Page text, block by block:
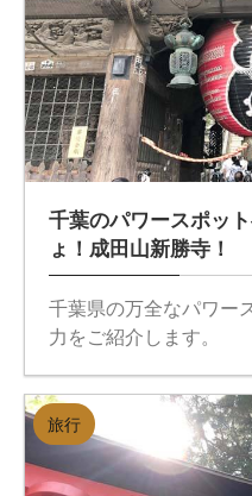
千葉のパワースポッ
ょ！成田山新勝寺！
千葉県の万全なパワー
力をご紹介します。
旅行